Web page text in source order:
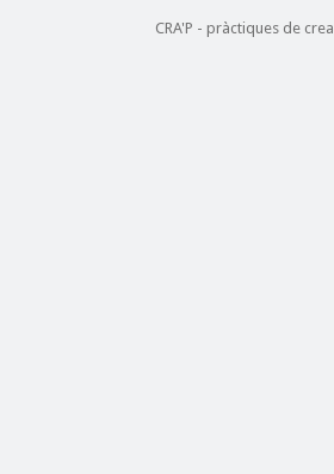
CRA'P - pràctiques de